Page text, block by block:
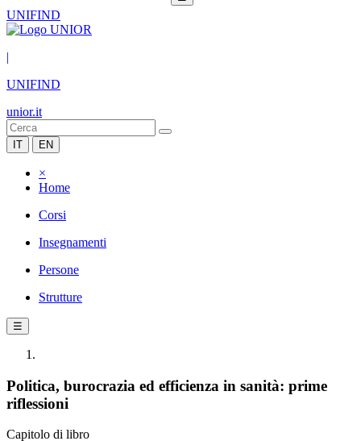
UNIFIND
|
UNIFIND
unior.it
IT EN
×
Home
Corsi
Insegnamenti
Persone
Strutture
☰
Politica, burocrazia ed efficienza in sanità: prime
riflessioni
Capitolo di libro